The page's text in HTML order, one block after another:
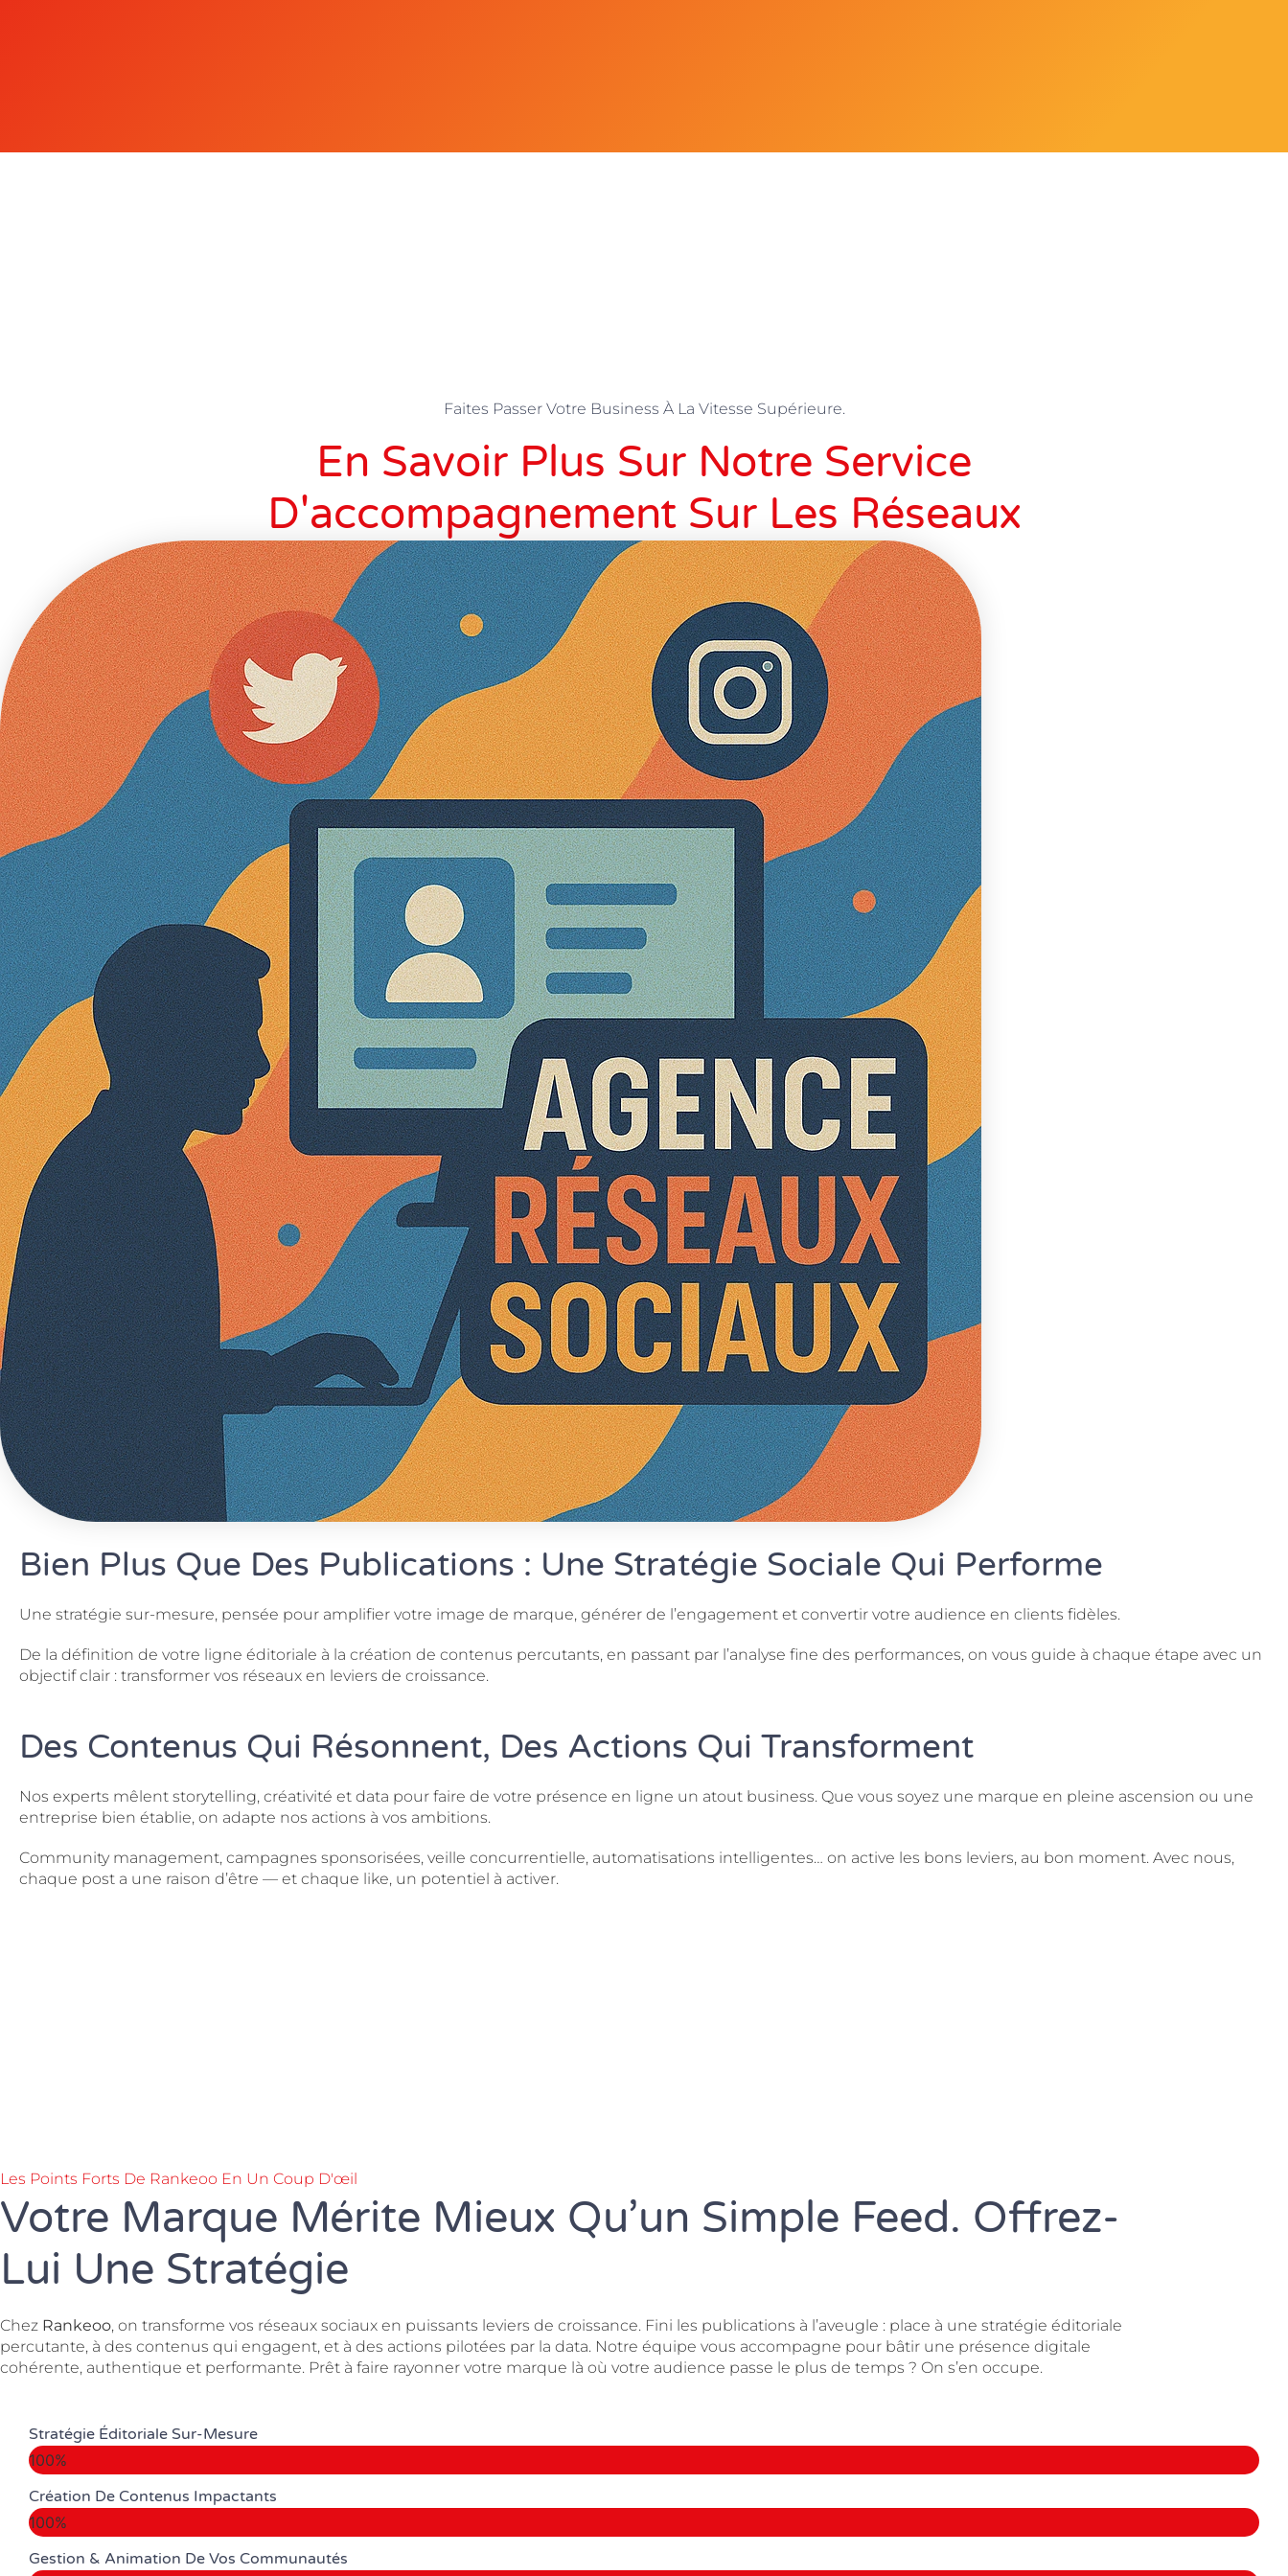
Faites Passer Votre Business À La Vitesse Supérieure.
En Savoir Plus Sur Notre Service
D'accompagnement Sur Les Réseaux
Sociaux
Bien Plus Que Des Publications : Une Stratégie Sociale Qui Performe
Une stratégie sur-mesure, pensée pour amplifier votre image de marque, générer de l’engagement et convertir votre audience en clients fidèles.
De la définition de votre ligne éditoriale à la création de contenus percutants, en passant par l’analyse fine des performances, on vous guide à chaque étape avec un
objectif clair : transformer vos réseaux en leviers de croissance.
Des Contenus Qui Résonnent, Des Actions Qui Transforment
Nos experts mêlent storytelling, créativité et data pour faire de votre présence en ligne un atout business. Que vous soyez une marque en pleine ascension ou une
entreprise bien établie, on adapte nos actions à vos ambitions.
Community management, campagnes sponsorisées, veille concurrentielle, automatisations intelligentes… on active les bons leviers, au bon moment. Avec nous,
chaque post a une raison d’être — et chaque like, un potentiel à activer.
Les Points Forts De Rankeoo En Un Coup D'œil
Votre Marque Mérite Mieux Qu’un Simple Feed. Offrez-
Lui Une Stratégie
Chez Rankeoo, on transforme vos réseaux sociaux en puissants leviers de croissance. Fini les publications à l’aveugle : place à une stratégie éditoriale
percutante, à des contenus qui engagent, et à des actions pilotées par la data. Notre équipe vous accompagne pour bâtir une présence digitale
cohérente, authentique et performante. Prêt à faire rayonner votre marque là où votre audience passe le plus de temps ? On s’en occupe.
Stratégie Éditoriale Sur-Mesure
100%
Création De Contenus Impactants
100%
Gestion & Animation De Vos Communautés